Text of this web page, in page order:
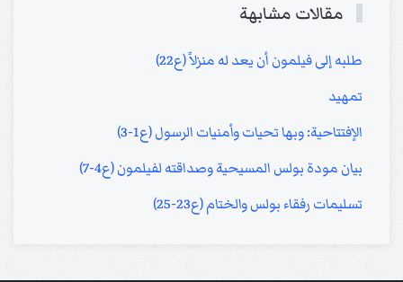
مقالات مشابهة
طلبه إلى فيلمون أن يعد له منزلاً (ع22)
تمهيد
الإفتتاحية: وبها تحيات وأمنيات الرسول (ع1-3)
بيان مودة بولس المسيحية وصداقته لفيلمون (ع4-7)
تسليمات رفقاء بولس والختام (ع23-25)